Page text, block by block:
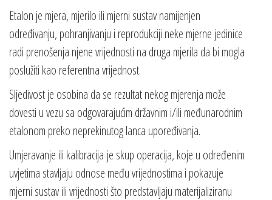
Etalon je mjera, mjerilo ili mjerni sustav namijenjen
određivanju, pohranjivanju i reprodukciji neke mjerne jedinice
radi prenošenja njene vrijednosti na druga mjerila da bi mogla
poslužiti kao referentna vrijednost.
Sljedivost je osobina da se rezultat nekog mjerenja može
dovesti u vezu sa odgovarajućim državnim i/ili međunarodnim
etalonom preko neprekinutog lanca upoređivanja.
Umjeravanje ili kalibracija je skup operacija, koje u određenim
uvjetima stavljaju odnose među vrijednostima i pokazuje
mjerni sustav ili vrijednosti što predstavljaju materijaliziranu